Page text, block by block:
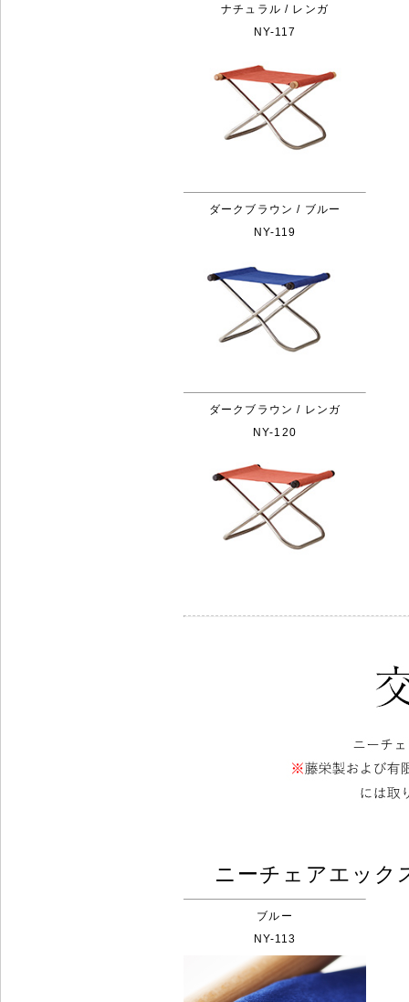
ナチュラル / レンガ
NY-117
ダークブラウン / ブルー
NY-119
ダークブラウン / レンガ
NY-120
ニーチェアエック
ブルー
NY-113